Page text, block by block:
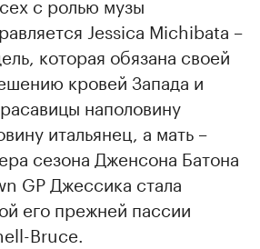
Jessica Michibata –
которая обязана своей
кровей Запада и
наполовину
итальянец, а мать –
сезона Дженсона Батона
GP Джессика стала
его прежней пассии
Bruce.